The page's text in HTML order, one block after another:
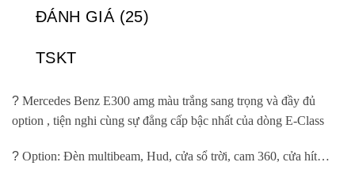
ĐÁNH GIÁ (25)
TSKT
? Mercedes Benz E300 amg màu trắng sang trọng và đầy đủ
option , tiện nghi cùng sự đẳng cấp bậc nhất của dòng E-Class
? Option: Đèn multibeam, Hud, cửa sổ trời, cam 360, cửa hít…